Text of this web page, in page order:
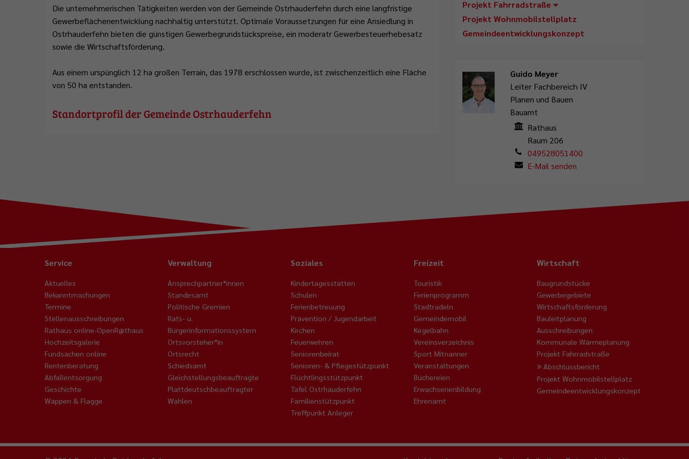
Abfallentsorgung
Wappen & Flagge
Plattdeutschbeauftragter
Flüchtlingsstützpunkt
Tafel Ostrhauderfehn
Familienstützpunkt
Erwachsenenbildung
Gemeindeentwicklungskonzept
Die unternehmerischen Tätigkeiten werden von der Gemeinde Ostrhauderfehn durch eine langfristige
Gewerbeflächenentwicklung nachhaltig unterstützt. Optimale Voraussetzungen für eine Ansiedlung in
Ostrhauderfehn bieten die günstigen Gewerbegrundstückspreise, ein moderatr Gewerbesteuerhebesatz
sowie die Wirtschaftsförderung.
Aus einem urspünglich 12 ha großen Terrain, das 1978 erschlossen wurde, ist zwischenzeitlich eine Fläche
von 50 ha entstanden.
Standortprofil der Gemeinde Ostrhauderfehn
Projekt Fahrradstraße
Projekt Wohnmobilstellplatz
Gemeindeentwicklungskonzept
Guido Meyer
Leiter Fachbereich IV
Planen und Bauen
Bauamt
Rathaus
Raum 206
049528051400
E-Mail senden
Service
Aktuelles
Bekanntmachungen
Termine
Stellenausschreibungen
Rathaus online-OpenR@thaus
Hochzeitsgalerie
Fundsachen online
Rentenberatung
Abfallentsorgung
Geschichte
Wappen & Flagge
Verwaltung
Ansprechpartner*innen
Standesamt
Politische Gremien
Rats- u.
Bürgerinformationssystem
Ortsvorsteher*in
Ortsrecht
Schiedsamt
Gleichstellungsbeauftragte
Plattdeutschbeauftragter
Wahlen
Soziales
Kindertagesstätten
Schulen
Ferienbetreuung
Prävention / Jugendarbeit
Kirchen
Feuerwehren
Seniorenbeirat
Senioren- & Pflegestützpunkt
Flüchtlingsstützpunkt
Tafel Ostrhauderfehn
Familienstützpunkt
Treffpunkt Anleger
Freizeit
Touristik
Ferienprogramm
Stadtradeln
Gemeindemobil
Kegelbahn
Vereinsverzeichnis
Sport Mitnanner
Veranstaltungen
Büchereien
Erwachsenenbildung
Ehrenamt
Wirtschaft
Baugrundstücke
Gewerbegebiete
Wirtschaftsförderung
Bauleitplanung
Ausschreibungen
Kommunale Wärmeplanung
Projekt Fahrradstraße
Abschlussbericht
Projekt Wohnmobilstellplatz
Gemeindeentwicklungskonzept